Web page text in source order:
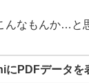
んなもんか…と
PDFデータを